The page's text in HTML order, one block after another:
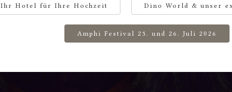
Ihr Hotel für Ihre Hochzeit Dino World & unser
Amphi Festival 25. und 26. Juli 2026